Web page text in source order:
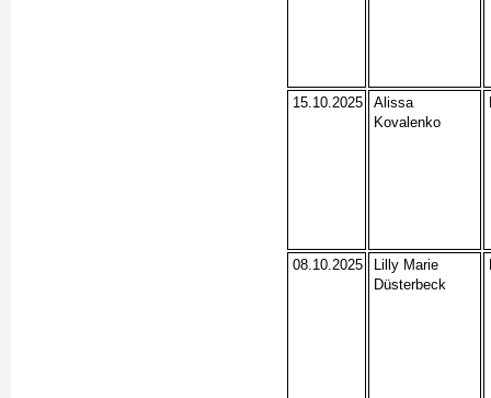
15.10.2025
Alissa
Kovalenko
08.10.2025
Lilly Marie
Düsterbeck